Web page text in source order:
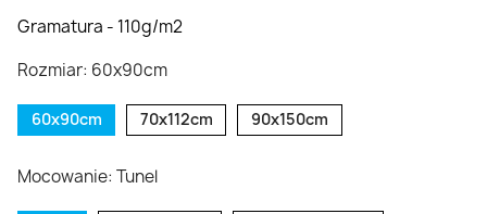
Gramatura - 110g/m2
Rozmiar: 60x90cm
60x90cm 70x112cm 90x150cm
Mocowanie: Tunel